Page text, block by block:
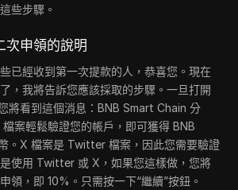
些步驟。
次申領的說明
已經收到第一次提款的人，恭喜您。現在
，我將告訴您應該採取的步驟。一旦打開
將看到這個消息：BNB Smart Chain 分
案輕鬆驗證您的帳戶，即可獲得 BNB
。X 檔案是 Twitter 檔案，因此您需要驗證
使用 Twitter 或 X，如果您這樣做，您將
領，即 10%。只需按一下“繼續”按鈕。